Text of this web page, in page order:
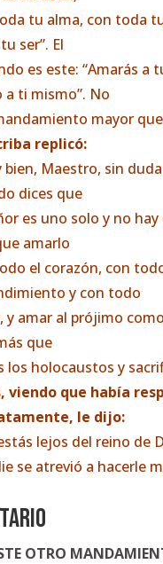
tu alma, con toda
ser”. El
es este: “Amarás a
a ti mismo”. No
mayor
replicó:
bien, Maestro, sin
dices que
es uno solo y no
amarlo
el corazón, con
y con todo
y amar al prójimo
que
los holocaustos y
viendo que había
le dijo:
lejos del reino de
se atrevió a hacerle
OTRO